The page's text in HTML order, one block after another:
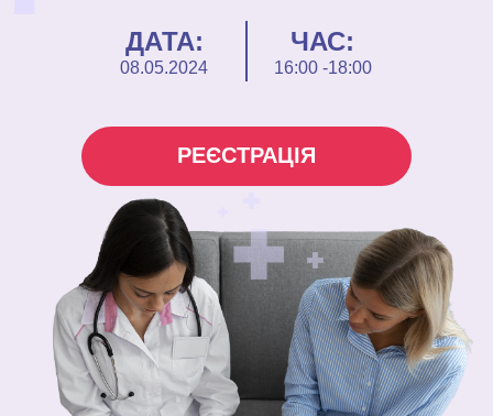
РЕЄСТРАЦІЯ
ДАТА: ЧАС:
08.05.2024 16:00 -18:00